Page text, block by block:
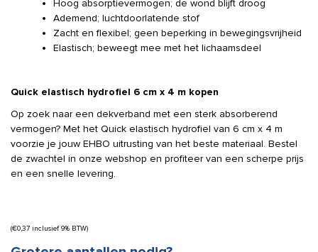
Hoog absorptievermogen; de wond blijft droog
Ademend; luchtdoorlatende stof
Zacht en flexibel; geen beperking in bewegingsvrijheid
Elastisch; beweegt mee met het lichaamsdeel
Quick elastisch hydrofiel 6 cm x 4 m kopen
Op zoek naar een dekverband met een sterk absorberend
vermogen? Met het Quick elastisch hydrofiel van 6 cm x 4 m
voorzie je jouw EHBO uitrusting van het beste materiaal. Bestel
de zwachtel in onze webshop en profiteer van een scherpe prijs
en een snelle levering.
(€0,37 inclusief 9% BTW)